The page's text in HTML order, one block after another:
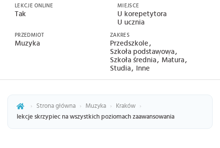
LEKCJE ONLINE
Tak
MIEJSCE
U korepetytora
U ucznia
PRZEDMIOT
Muzyka
ZAKRES
Przedszkole
Szkoła podstawowa
Szkoła średnia Matura
Studia
Inne
› Strona główna › Muzyka › Kraków
›
lekcje skrzypiec na wszystkich poziomach zaawansowania